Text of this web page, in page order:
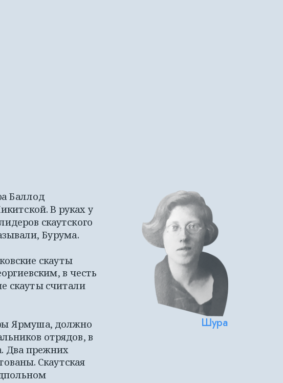
Баллод
В руках у
скаутского
Бурума.
скауты
в честь
скауты считали
Ярмуша, должно
отрядов, в
Два прежних
Скаутская
Шура